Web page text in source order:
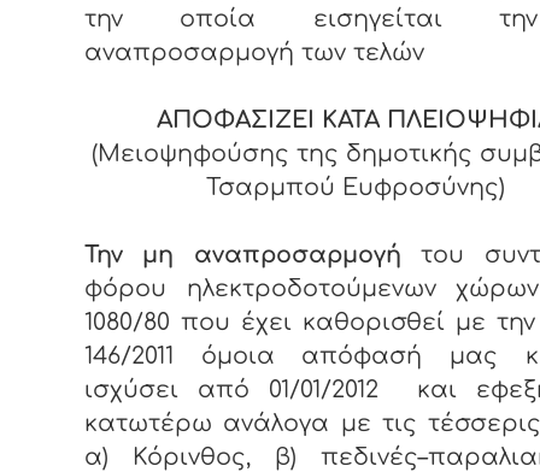
την οποία εισηγείται
αναπροσαρμογή των τελών
ΑΠΟΦΑΣΙΖΕΙ ΚΑΤΑ
(Μειοψηφούσης της δημοτικής
Τσαρμπού Ευφροσύνης)
Την μη αναπροσαρμογήτου
φόρου ηλεκτροδοτούμενων
1080/80 που έχει καθορισθεί με
146/2011 όμοια απόφασή μας
ισχύσει από 01/01/2012 και
κατωτέρω ανάλογα με τις
α) Κόρινθος, β)